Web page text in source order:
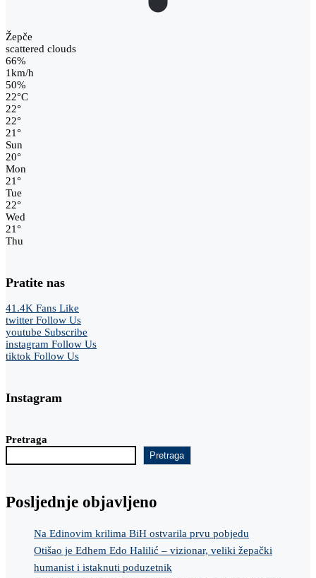
Žepče
scattered clouds
66%
1km/h
50%
22°C
22°
22°
21°
Sun
20°
Mon
21°
Tue
22°
Wed
21°
Thu
Pratite nas
41.4K Fans Like
twitter Follow Us
youtube Subscribe
instagram Follow Us
tiktok Follow Us
Instagram
Pretraga
Pretraga
Posljednje objavljeno
Na Edinovim krilima BiH ostvarila prvu pobjedu
Otišao je Edhem Edo Halilić – vizionar, veliki žepački
humanist i istaknuti poduzetnik